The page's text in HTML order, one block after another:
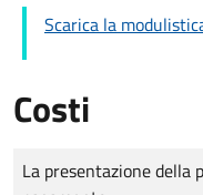
Scarica la
Costi
Tipo di pagamento
Importo
La presentazione della